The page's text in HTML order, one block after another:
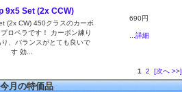
9x5 Set (2x CCW)
(2x CW) 450クラスのカーボ
ロペラです！ カーボン練り
、バランスがとても良いで
す 効...
690円
...詳細
1 2 [次へ >>]
月の特価品